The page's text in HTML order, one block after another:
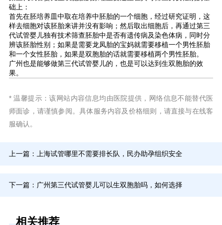
础上：
首先在胚培养皿中取在培养中胚胎的一个细胞，经过研究证明，这
样去细胞对该胚胎来讲并没有影响；然后取出细胞后，再通过第三
代试管婴儿独有技术筛查胚胎中是否有遗传病及染色体病，同时分
辨该胚胎性别；如果是需要龙凤胎的宝妈就需要移植一个男性胚胎
和一个女性胚胎，如果是双胞胎的话就需要移植两个男性胚胎。
广州也是能够做第三代试管婴儿的，也是可以达到生双胞胎的效
果。
* 温馨提示：该网站内容信息均由医院提供，网络信息不能替代医
师面诊，请谨慎参阅。具体服务内容及价格细则，请直接与在线客
服确认。
上一篇： 上海试管哪里不需要排长队，民办助孕组织安全
下一篇： 广州第三代试管婴儿可以生双胞胎吗，如何选择
相关推荐